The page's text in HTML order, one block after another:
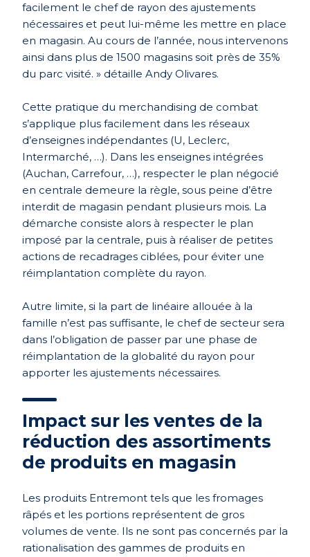
facilement le chef de rayon des ajustements
nécessaires et peut lui-même les mettre en place
en magasin. Au cours de l’année, nous intervenons
ainsi dans plus de 1500 magasins soit près de 35%
du parc visité. » détaille Andy Olivares.
Cette pratique du merchandising de combat
s’applique plus facilement dans les réseaux
d’enseignes indépendantes (U, Leclerc,
Intermarché, …). Dans les enseignes intégrées
(Auchan, Carrefour, …), respecter le plan négocié
en centrale demeure la règle, sous peine d’être
interdit de magasin pendant plusieurs mois. La
démarche consiste alors à respecter le plan
imposé par la centrale, puis à réaliser de petites
actions de recadrages ciblées, pour éviter une
réimplantation complète du rayon.
Autre limite, si la part de linéaire allouée à la
famille n’est pas suffisante, le chef de secteur sera
dans l’obligation de passer par une phase de
réimplantation de la globalité du rayon pour
apporter les ajustements nécessaires.
Impact sur les ventes de la
réduction des assortiments
de produits en magasin
Les produits Entremont tels que les fromages
râpés et les portions représentent de gros
volumes de vente. Ils ne sont pas concernés par la
rationalisation des gammes de produits en